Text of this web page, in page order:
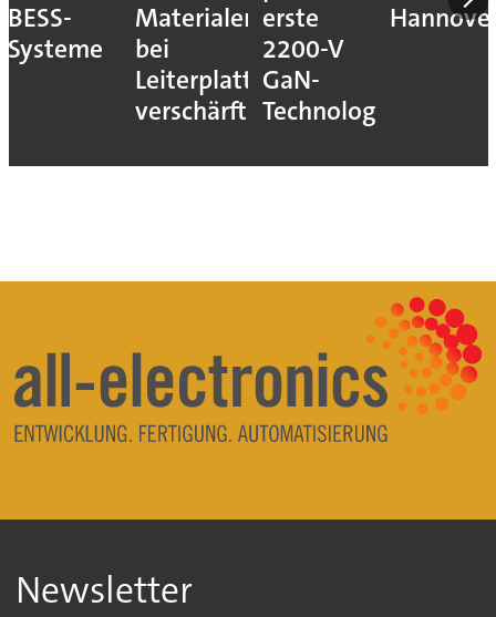
BESS-
Systeme
Materialengpass
bei
Leiterplatten
verschärft
erste
2200-V
GaN-
Technologie
Newsletter